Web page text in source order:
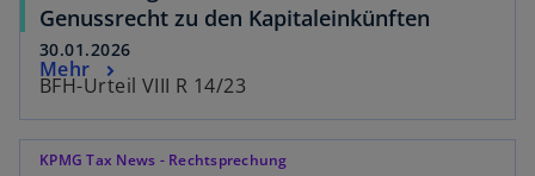
Genussrecht zu den Kapitaleinkünften
30.01.2026
BFH-Urteil VIII R 14/23
Mehr
KPMG Tax News - Rechtsprechung